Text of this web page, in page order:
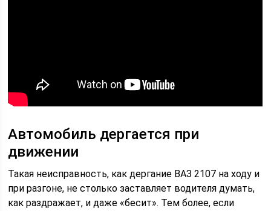
Автомобиль дергается при
движении
Такая неисправность, как дергание ВАЗ 2107 на ходу и
при разгоне, не столько заставляет водителя думать,
как раздражает, и даже «бесит». Тем более, если